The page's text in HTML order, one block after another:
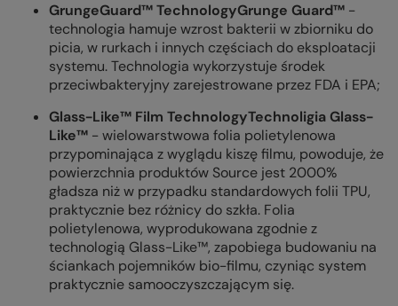
GrungeGuard™ TechnologyGrunge Guard™ -
technologia hamuje wzrost bakterii w zbiorniku do
picia, w rurkach i innych częściach do eksploatacji
systemu. Technologia wykorzystuje środek
przeciwbakteryjny zarejestrowane przez FDA i EPA;
Glass-Like™ Film TechnologyTechnoligia Glass-
Like™ -wielowarstwowa folia polietylenowa
przypominająca z wyglądu kiszę filmu, powoduje, że
powierzchnia produktów Source jest 2000%
gładsza niż w przypadku standardowych folii TPU,
praktycznie bez różnicy do szkła. Folia
polietylenowa, wyprodukowana zgodnie z
technologią Glass-Like™, zapobiega budowaniu na
ściankach pojemników bio-filmu, czyniąc system
praktycznie samooczyszczającym się.